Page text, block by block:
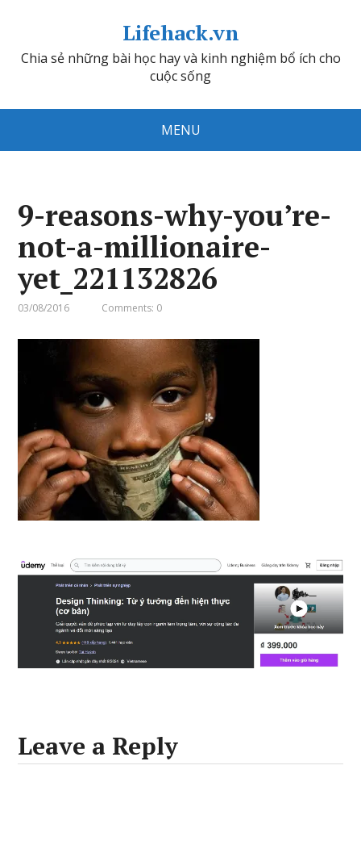
Lifehack.vn
Chia sẻ những bài học hay và kinh nghiệm bổ ích cho
cuộc sống
MENU
9-reasons-why-you’re-
not-a-millionaire-
yet_221132826
03/08/2016 Comments: 0
Leave a Reply